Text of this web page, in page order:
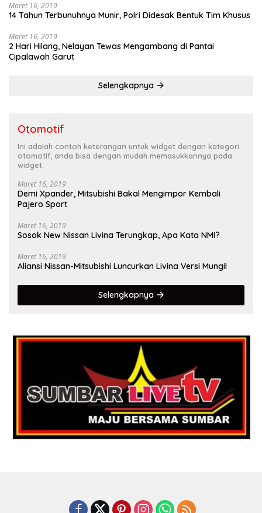
Maret 16, 2019
14 Tahun Terbunuhnya Munir, Polri Didesak Bentuk Tim Khusus
Maret 16, 2019
2 Hari Hilang, Nelayan Tewas Mengambang di Pantai
Cipalawah Garut
Selengkapnya
Otomotif
Ini adalah contoh keterangan untuk widget dengan kategori
otomotif, anda bisa dengan mudah memasukkannya pada
widget.
Maret 16, 2019
Demi Xpander, Mitsubishi Bakal Mengimpor Kembali
Pajero Sport
Maret 16, 2019
Sosok New Nissan Livina Terungkap, Apa Kata NMI?
Maret 16, 2019
Aliansi Nissan-Mitsubishi Luncurkan Livina Versi Mungil
Selengkapnya